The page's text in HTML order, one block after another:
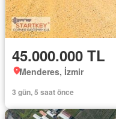
45.000.000 TL
Menderes, İzmir
3 gün, 5 saat önce